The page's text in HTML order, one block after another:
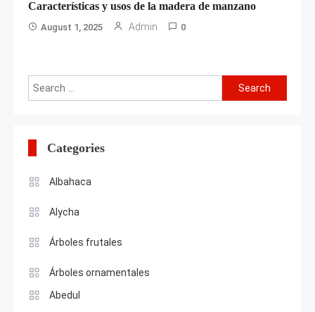
Características y usos de la madera de manzano
August 1, 2025 Admin 0
Search
for:
Categories
Albahaca
Alycha
Árboles frutales
Árboles ornamentales
Abedul